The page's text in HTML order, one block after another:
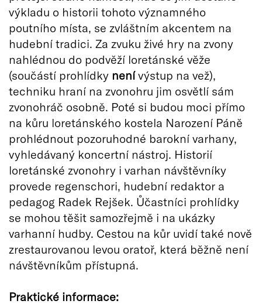
výkladu o historii tohoto významného
poutního místa, se zvláštním akcentem na
hudební tradici. Za zvuku živé hry na zvony
nahlédnou do podvěží loretánské věže
(součástí prohlídky nenívýstup na vež),
techniku hraní na zvonohru jim osvětlí sám
zvonohráč osobně. Poté si budou moci přímo
na kůru loretánského kostela Narození Páně
prohlédnout pozoruhodné barokní varhany,
vyhledávaný koncertní nástroj. Historií
loretánské zvonohry i varhan návštěvníky
provede regenschori, hudební redaktor a
pedagog Radek Rejšek. Ůčastníci prohlídky
se mohou těšit samozřejmě i na ukázky
varhanní hudby. Cestou na kůr uvidí také nově
zrestaurovanou levou oratoř, která běžně není
návštěvníkům přístupná.
Praktické informace: